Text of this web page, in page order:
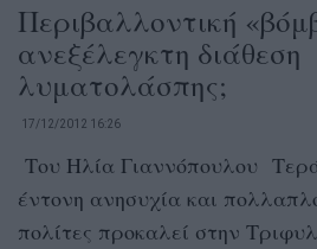
Περιβαλλοντική
ανεξέλεγκτη διάθεση
λυματολάσπης;
17/12/2012 16:26
Του Ηλία Γιαννόπουλου
έντονη ανησυχία και
πολίτες προκαλεί στην